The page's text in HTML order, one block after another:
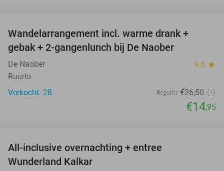
Wandelarrangement incl. warme drank +
gebak + 2-gangenlunch bij De Naober
De Naober 9.6 star
Ruurlo
Verkocht: 28
Regulier €26,50
€14,95
All-inclusive overnachting + entree
Wunderland Kalkar